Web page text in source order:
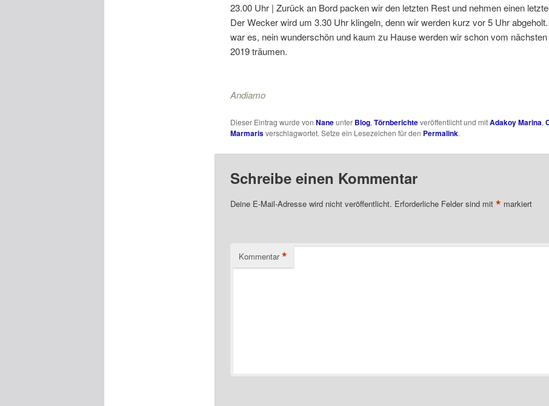
23.00 Uhr | Zurück an Bord packen wir den letzten Rest und nehmen einen
Der Wecker wird um 3.30 Uhr klingeln, denn wir werden kurz vor 5 Uhr
war es, nein wunderschön und kaum zu Hause werden wir schon vom nächsten
2019 träumen.
Andiamo
Dieser Eintrag wurde von Naneunter Blog, Törnberichteveröffentlicht und mitAdakoy Marina,
Marmarisverschlagwortet. Setze ein Lesezeichen für den Permalink.
Schreibe einen Kommentar
Deine E-Mail-Adresse wird nicht veröffentlicht. Erforderliche Felder sind mit * markiert
Kommentar *